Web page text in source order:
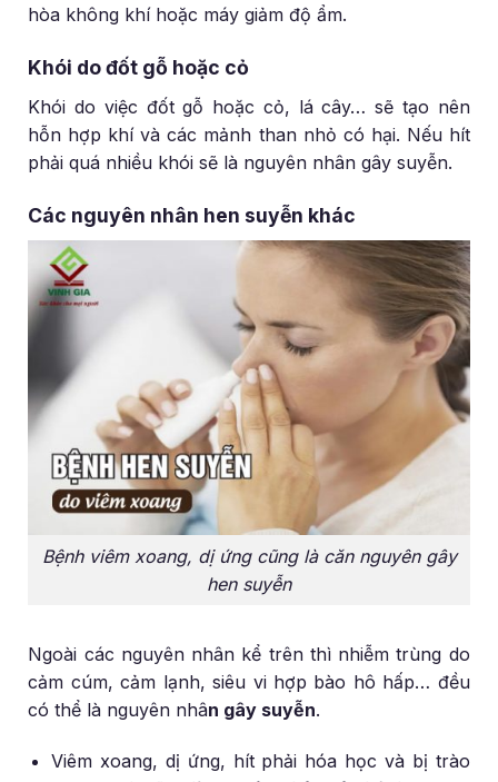
hòa không khí hoặc máy giảm độ ẩm.
Khói do đốt gỗ hoặc cỏ
Khói do việc đốt gỗ hoặc cỏ, lá cây… sẽ tạo nên
hỗn hợp khí và các mảnh than nhỏ có hại. Nếu hít
phải quá nhiều khói sẽ là nguyên nhân gây suyễn.
Các nguyên nhân hen suyễn khác
Bệnh viêm xoang, dị ứng cũng là căn nguyên gây
hen suyễn
Ngoài các nguyên nhân kể trên thì nhiễm trùng do
cảm cúm, cảm lạnh, siêu vi hợp bào hô hấp… đều
có thể là nguyên nhân gây suyễn.
Viêm xoang, dị ứng, hít phải hóa học và bị trào